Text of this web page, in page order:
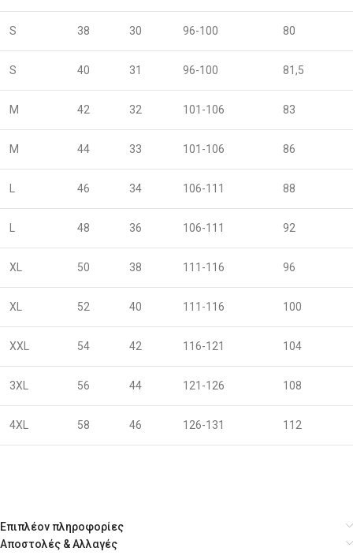
S 38 30 96-100 80
S 40 31 96-100 81,5
M 42 32 101-106 83
M 44 33 101-106 86
46 34 106-111 88
48 36 106-111 92
XL 50 38 111-116 96
XL 52 40 111-116 100
XXL 54 42 116-121 104
3XL 56 44 121-126 108
4XL 58 46 126-131 112
Επιπλέον πληροφορίες
Αποστολές & Αλλαγές